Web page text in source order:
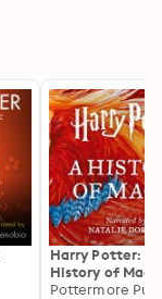
Harry Potter: A
History of
Audio